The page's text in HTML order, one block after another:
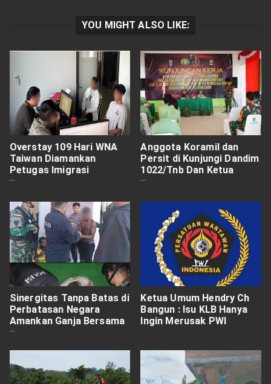
YOU MIGHT ALSO LIKE:
Overstay 109 Hari WNA
Taiwan Diamankan
Petugas Imigrasi
Singaraja
Anggota Koramil dan
Persit di Kunjungi Dandim
1022/Tnb Dan Ketua
Persit KCK Cabang XLIX
Sinergitas Tanpa Batas di
Perbatasan Negara
Amankan Ganja Bersama
Pemiliknya
Ketua Umum Hendry Ch
Bangun : Isu KLB Hanya
Ingin Merusak PWI